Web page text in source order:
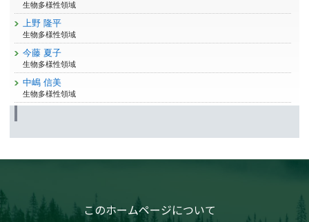
生物多様性領域
上野 隆平
生物多様性領域
今藤 夏子
生物多様性領域
中嶋 信美
生物多様性領域
このホームページについて